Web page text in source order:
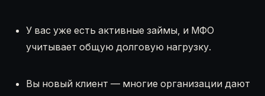
У вас уже есть активные займы, и МФО
учитывает общую долговую нагрузку.
Вы новый клиент — многие организации дают